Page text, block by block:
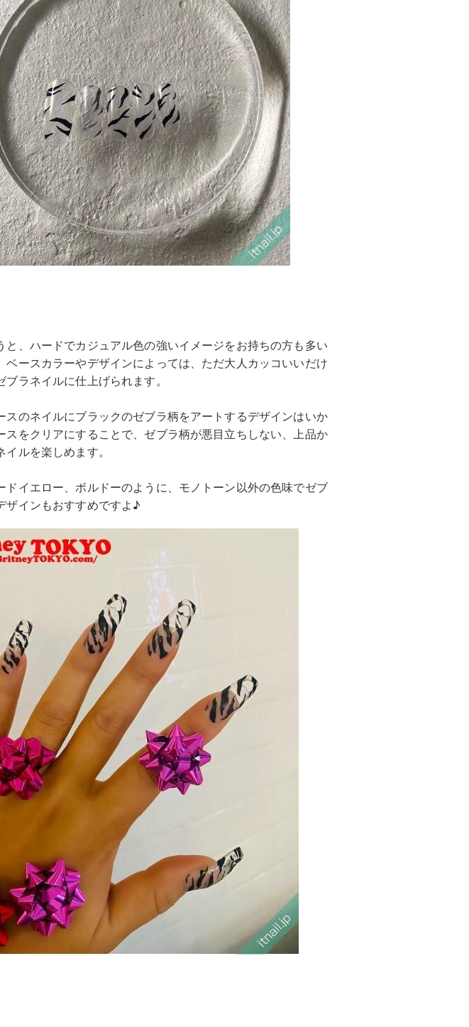
と、ハードでカジュアル色の強いイメージをお持ちの方も多い
ベースカラーやデザインによっては、ただ大人カッコいいだけ
ラネイルに仕上げられます。
スのネイルにブラックのゼブラ柄をアートするデザインはいか
スをクリアにすることで、ゼブラ柄が悪目立ちしない、上品か
ルを楽しめます。
ドイエロー、ボルドーのように、モノトーン以外の色味でゼブ
ザインもおすすめですよ♪